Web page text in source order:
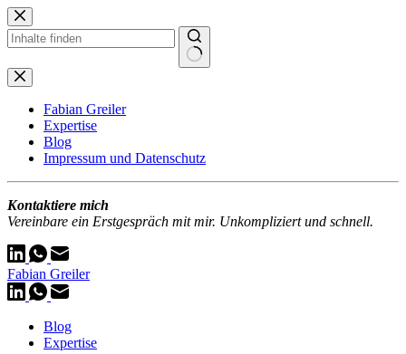
Zum
Inhalt
springen
Keine
Ergebnisse
Fabian Greiler
Expertise
Blog
Impressum und Datenschutz
Kontaktiere mich
Vereinbare ein Erstgespräch mit mir. Unkompliziert und schnell.
Fabian Greiler
Blog
Expertise